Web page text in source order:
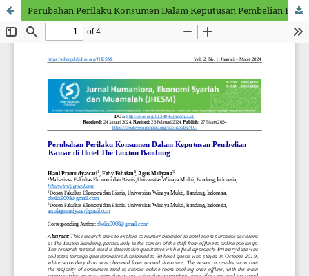
Perubahan Perilaku Konsumen Dalam Keputusan Pembelian Kamar di Hotel The Luxton Bandung